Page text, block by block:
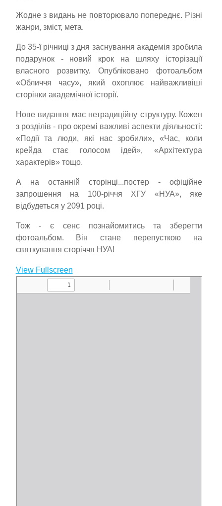
Жодне з видань не повторювало попереднє. Різні
жанри, зміст, мета.
До 35-ї річниці з дня заснування академія зробила
подарунок - новий крок на шляху історізації
власного розвитку. Опубліковано фотоальбом
«Обличчя часу», який охоплює найважливіші
сторінки академічної історії.
Нове видання має нетрадиційну структуру. Кожен
з розділів - про окремі важливі аспекти діяльності:
«Події та люди, які нас зробили», «Час, коли
крейда стає голосом ідей», «Архітектура
характерів» тощо.
А на останній сторінці...постер - офіційне
запрошення на 100-річчя ХГУ «НУА», яке
відбудеться у 2091 році.
Тож - є сенс познайомитись та зберегти
фотоальбом. Він стане перепусткою на
святкування сторіччя НУА!
View Fullscreen